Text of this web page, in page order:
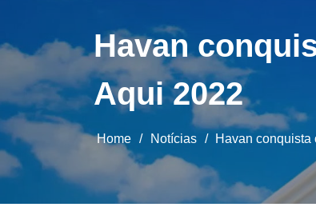
Havan
Aqui 2022
Home / Notícias / Havan conquista